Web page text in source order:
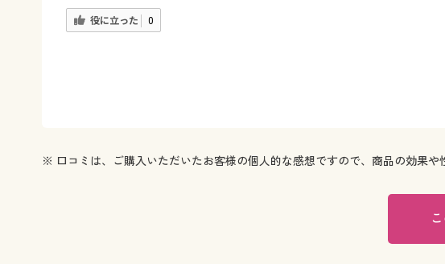
役に立った 0
※ 口コミは、ご購入いただいたお客様の個人的な感想ですので、商品の効果や